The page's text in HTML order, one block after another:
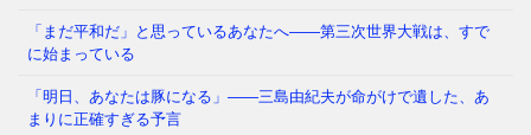
「まだ平和だ」と思っているあなたへ——第三次世界大戦は、すで
に始まっている
「明日、あなたは豚になる」——三島由紀夫が命がけで遺した、あ
まりに正確すぎる予言